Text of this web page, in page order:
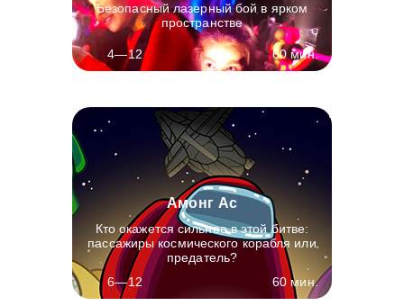
Безопасный лазерный бой в ярком
пространстве
4—12 60 мин.
Амонг Ас
Кто окажется сильнее в этой битве:
пассажиры космического корабля или
предатель?
6—12
60 мин.